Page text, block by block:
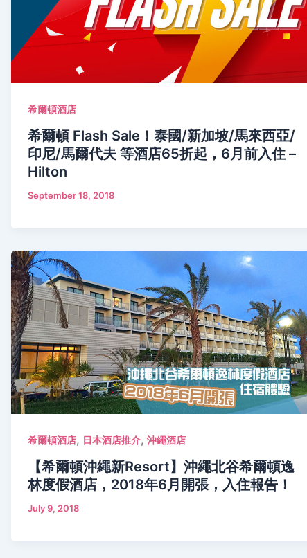
希爾頓酒店
希爾頓 Flash Sale！泰國/新加坡/馬來西亞/
印尼/馬爾代夫 等酒店65折起，6月前入住 –
Hilton
September 18, 2018
希爾頓酒店, 日本酒店推介, 沖繩酒店
【希爾頓沖繩新Resort】沖繩北谷希爾頓逸
林度假酒店，2018年6月開張，入住報告！
July 9, 2018